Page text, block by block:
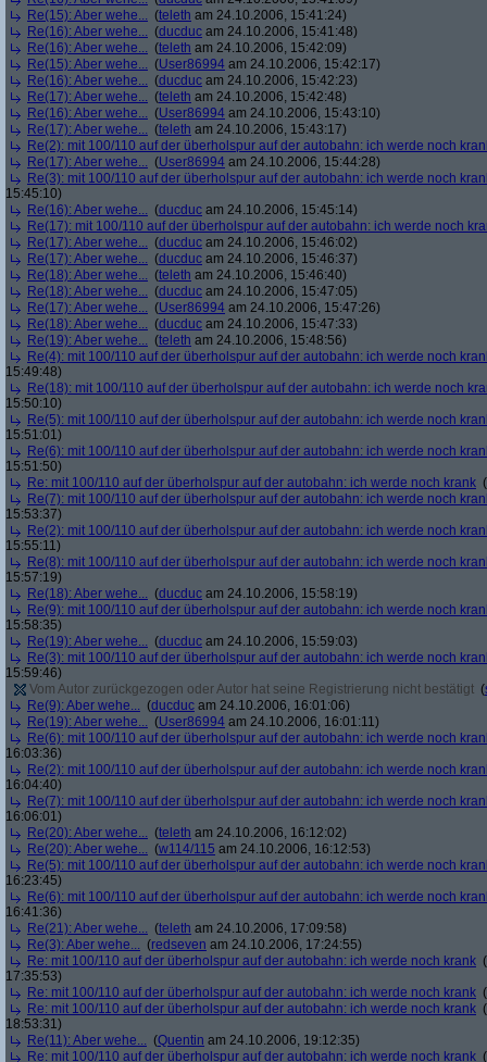
Re(15): Aber wehe... (teleth am 24.10.2006, 15:41:24)
Re(16): Aber wehe... (ducduc am 24.10.2006, 15:41:48)
Re(16): Aber wehe... (teleth am 24.10.2006, 15:42:09)
Re(15): Aber wehe... (User86994 am 24.10.2006, 15:42:17)
Re(16): Aber wehe... (ducduc am 24.10.2006, 15:42:23)
Re(17): Aber wehe... (teleth am 24.10.2006, 15:42:48)
Re(16): Aber wehe... (User86994 am 24.10.2006, 15:43:10)
Re(17): Aber wehe... (teleth am 24.10.2006, 15:43:17)
Re(2): mit 100/110 auf der überholspur auf der autobahn: ich werde noch
Re(17): Aber wehe... (User86994 am 24.10.2006, 15:44:28)
Re(3): mit 100/110 auf der überholspur auf der autobahn: ich werde noch
15:45:10)
Re(16): Aber wehe... (ducduc am 24.10.2006, 15:45:14)
Re(17): mit 100/110 auf der überholspur auf der autobahn: ich werde noch
Re(17): Aber wehe... (ducduc am 24.10.2006, 15:46:02)
Re(17): Aber wehe... (ducduc am 24.10.2006, 15:46:37)
Re(18): Aber wehe... (teleth am 24.10.2006, 15:46:40)
Re(18): Aber wehe... (ducduc am 24.10.2006, 15:47:05)
Re(17): Aber wehe... (User86994 am 24.10.2006, 15:47:26)
Re(18): Aber wehe... (ducduc am 24.10.2006, 15:47:33)
Re(19): Aber wehe... (teleth am 24.10.2006, 15:48:56)
Re(4): mit 100/110 auf der überholspur auf der autobahn: ich werde noch
15:49:48)
Re(18): mit 100/110 auf der überholspur auf der autobahn: ich werde noch
15:50:10)
Re(5): mit 100/110 auf der überholspur auf der autobahn: ich werde noch
15:51:01)
Re(6): mit 100/110 auf der überholspur auf der autobahn: ich werde noch
15:51:50)
Re: mit 100/110 auf der überholspur auf der autobahn: ich werde noch krank (
Re(7): mit 100/110 auf der überholspur auf der autobahn: ich werde noch
15:53:37)
Re(2): mit 100/110 auf der überholspur auf der autobahn: ich werde noch
15:55:11)
Re(8): mit 100/110 auf der überholspur auf der autobahn: ich werde noch
15:57:19)
Re(18): Aber wehe... (ducduc am 24.10.2006, 15:58:19)
Re(9): mit 100/110 auf der überholspur auf der autobahn: ich werde noch
15:58:35)
Re(19): Aber wehe... (ducduc am 24.10.2006, 15:59:03)
Re(3): mit 100/110 auf der überholspur auf der autobahn: ich werde noch
15:59:46)
Vom Autor zurückgezogen oder Autor hat seine Registrierung nicht bestätigt (
Re(9): Aber wehe... (ducduc am 24.10.2006, 16:01:06)
Re(19): Aber wehe... (User86994 am 24.10.2006, 16:01:11)
Re(6): mit 100/110 auf der überholspur auf der autobahn: ich werde noch
16:03:36)
Re(2): mit 100/110 auf der überholspur auf der autobahn: ich werde noch
16:04:40)
Re(7): mit 100/110 auf der überholspur auf der autobahn: ich werde noch
16:06:01)
Re(20): Aber wehe... (teleth am 24.10.2006, 16:12:02)
Re(20): Aber wehe... (w114/115 am 24.10.2006, 16:12:53)
Re(5): mit 100/110 auf der überholspur auf der autobahn: ich werde noch
16:23:45)
Re(6): mit 100/110 auf der überholspur auf der autobahn: ich werde noch
16:41:36)
Re(21): Aber wehe... (teleth am 24.10.2006, 17:09:58)
Re(3): Aber wehe... (redseven am 24.10.2006, 17:24:55)
Re: mit 100/110 auf der überholspur auf der autobahn: ich werde noch krank (
17:35:53)
Re: mit 100/110 auf der überholspur auf der autobahn: ich werde noch krank (
Re: mit 100/110 auf der überholspur auf der autobahn: ich werde noch krank (
18:53:31)
Re(11): Aber wehe... (Quentin am 24.10.2006, 19:12:35)
Re: mit 100/110 auf der überholspur auf der autobahn: ich werde noch krank (